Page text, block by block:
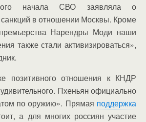
начала СВО заявляла о
в отношении Москвы. Кроме
Нарендры Моди наши
также стали активизироваться»,
позитивного отношения к КНДР
Пхеньян официально
по оружию». Прямая поддержка
а для многих россиян участие